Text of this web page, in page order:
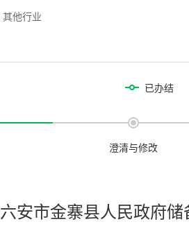
其他行业
已办结
澄清与修改
六安市金寨县人民政府